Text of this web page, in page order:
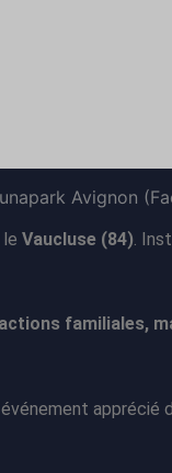
Avignon
Vaucluse (84) .
familiales,
apprécié